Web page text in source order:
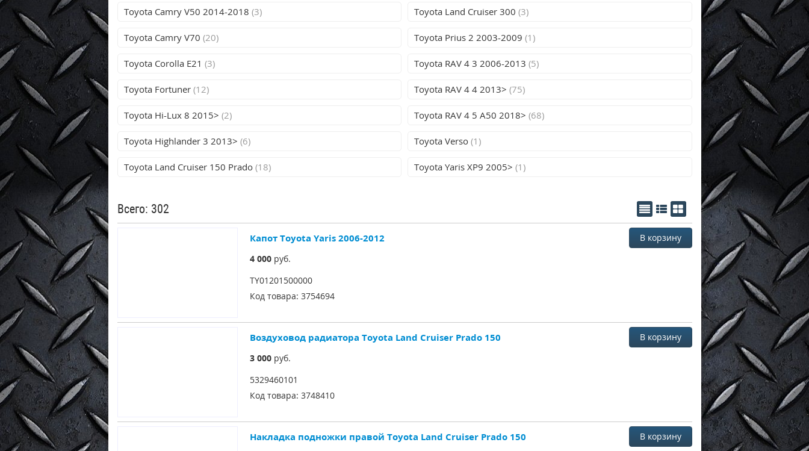
Toyota Camry V50 2014-2018 (3)
Toyota Camry V70 (20)
Toyota Corolla E21 (3)
Toyota Fortuner (12)
Toyota Hi-Lux 8 2015> (2)
Toyota Highlander 3 2013> (6)
Toyota Land Cruiser 150 Prado (18)
Toyota Land Cruiser 300 (3)
Toyota Prius 2 2003-2009 (1)
Toyota RAV 4 3 2006-2013 (5)
Toyota RAV 4 4 2013> (75)
Toyota RAV 4 5 A50 2018> (68)
Toyota Verso (1)
Toyota Yaris XP9 2005> (1)
Всего: 302
Капот Toyota Yaris 2006-2012
4 000руб.
TY01201500000
Код товара: 3754694
В корзину
Воздуховод радиатора Toyota Land Cruiser Prado 150
3 000руб.
5329460101
Код товара: 3748410
В корзину
Накладка подножки правой Toyota Land Cruiser Prado 150 В корзину